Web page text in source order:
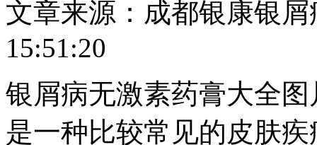
文章来源：成都银康银屑
15:51:20
银屑病无激素药膏大全
是一种比较常见的皮肤